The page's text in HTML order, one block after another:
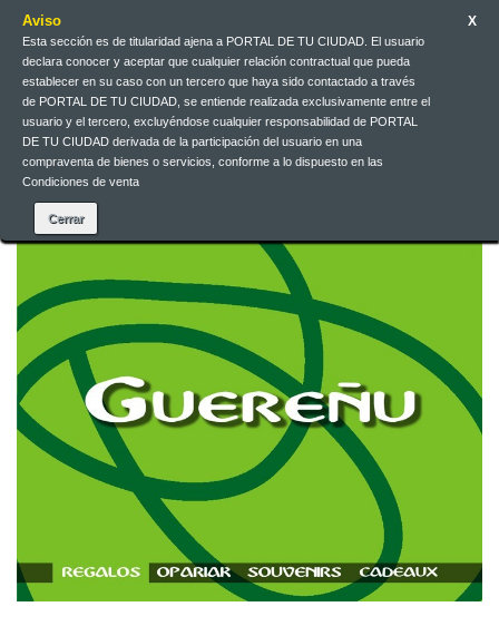
Aviso
Esta sección es de titularidad ajena a PORTAL DE TU CIUDAD. El usuario
declara conocer y aceptar que cualquier relación contractual que pueda
establecer en su caso con un tercero que haya sido contactado a través
de PORTAL DE TU CIUDAD, se entiende realizada exclusivamente entre el
usuario y el tercero, excluyéndose cualquier responsabilidad de PORTAL
DE TU CIUDAD derivada de la participación del usuario en una
compraventa de bienes o servicios, conforme a lo dispuesto en las
Condiciones de venta
X
Iniciar sesión
EUR
Galego
Galego